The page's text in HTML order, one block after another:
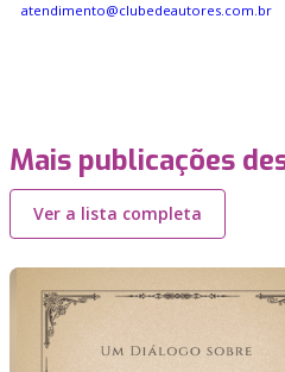
atendimento@clubedeautores.com.br
Mais publicações
Ver a lista completa